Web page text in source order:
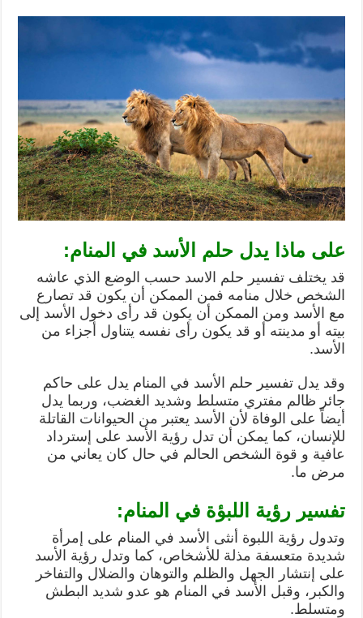
على ماذا يدل حلم الأسد في المنام:
قد يختلف تفسير حلم الاسد حسب الوضع الذي عاشه
الشخص خلال منامه فمن الممكن أن يكون قد تصارع
مع الأسد ومن الممكن أن يكون قد رأى دخول الأسد إلى
بيته أو مدينته أو قد يكون رأى نفسه يتناول أجزاء من
الأسد.
وقد يدل تفسير حلم الأسد في المنام يدل على حاكم
جائر ظالم مفتري متسلط وشديد الغضب، وربما يدل
أيضاً على الوفاة لأن الأسد يعتبر من الحيوانات القاتلة
للإنسان، كما يمكن أن تدل رؤية الأسد على إسترداد
عافية و قوة الشخص الحالم في حال كان يعاني من
مرض ما.
تفسير رؤية اللبؤة في المنام:
وتدول رؤية اللبوة أنثى الأسد في المنام على إمرأة
شديدة متعسفة مذلة للأشخاص، كما وتدل رؤية الأسد
على إنتشار الجهل والظلم والتوهان والضلال والتفاخر
والكبر، وقبل الأسد في المنام هو عدو شديد البطش
ومتسلط.